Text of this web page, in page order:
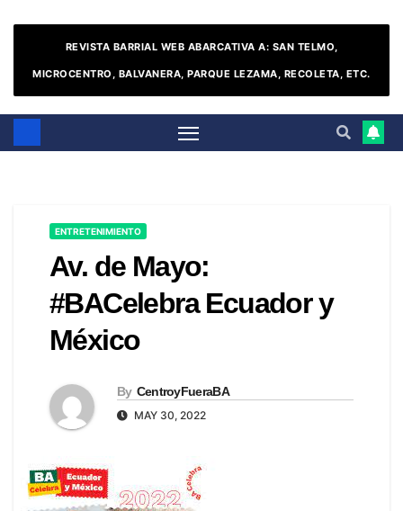
REVISTA BARRIAL WEB ABARCATIVA A: SAN TELMO,
MICROCENTRO, BALVANERA, PARQUE LEZAMA, RECOLETA, ETC.
ENTRETENIMIENTO
Av. de Mayo:
#BACelebra Ecuador y
México
By CentroyFueraBA
MAY 30, 2022